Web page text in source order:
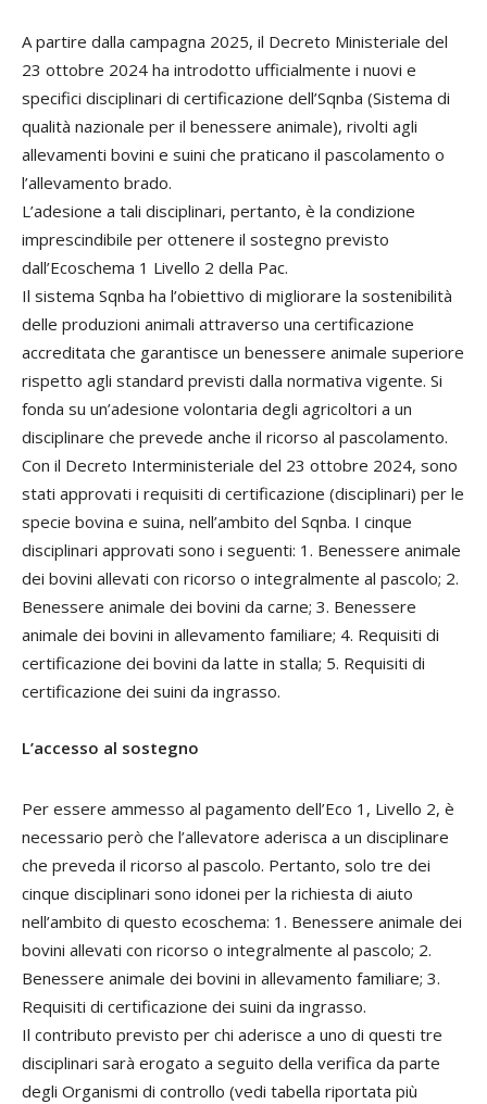
A partire dalla campagna 2025, il Decreto Ministeriale del
23 ottobre 2024 ha introdotto ufficialmente i nuovi e
specifici disciplinari di certificazione dell’Sqnba (Sistema di
qualità nazionale per il benessere animale), rivolti agli
allevamenti bovini e suini che praticano il pascolamento o
l’allevamento brado.
L’adesione a tali disciplinari, pertanto, è la condizione
imprescindibile per ottenere il sostegno previsto
dall’Ecoschema 1 Livello 2 della Pac.
Il sistema Sqnba ha l’obiettivo di migliorare la sostenibilità
delle produzioni animali attraverso una certificazione
accreditata che garantisce un benessere animale superiore
rispetto agli standard previsti dalla normativa vigente. Si
fonda su un’adesione volontaria degli agricoltori a un
disciplinare che prevede anche il ricorso al pascolamento.
Con il Decreto Interministeriale del 23 ottobre 2024, sono
stati approvati i requisiti di certificazione (disciplinari) per le
specie bovina e suina, nell’ambito del Sqnba. I cinque
disciplinari approvati sono i seguenti: 1. Benessere animale
dei bovini allevati con ricorso o integralmente al pascolo; 2.
Benessere animale dei bovini da carne; 3. Benessere
animale dei bovini in allevamento familiare; 4. Requisiti di
certificazione dei bovini da latte in stalla; 5. Requisiti di
certificazione dei suini da ingrasso.
L’accesso al sostegno
Per essere ammesso al pagamento dell’Eco 1, Livello 2, è
necessario però che l’allevatore aderisca a un disciplinare
che preveda il ricorso al pascolo. Pertanto, solo tre dei
cinque disciplinari sono idonei per la richiesta di aiuto
nell’ambito di questo ecoschema: 1. Benessere animale dei
bovini allevati con ricorso o integralmente al pascolo; 2.
Benessere animale dei bovini in allevamento familiare; 3.
Requisiti di certificazione dei suini da ingrasso.
Il contributo previsto per chi aderisce a uno di questi tre
disciplinari sarà erogato a seguito della verifica da parte
degli Organismi di controllo (vedi tabella riportata più